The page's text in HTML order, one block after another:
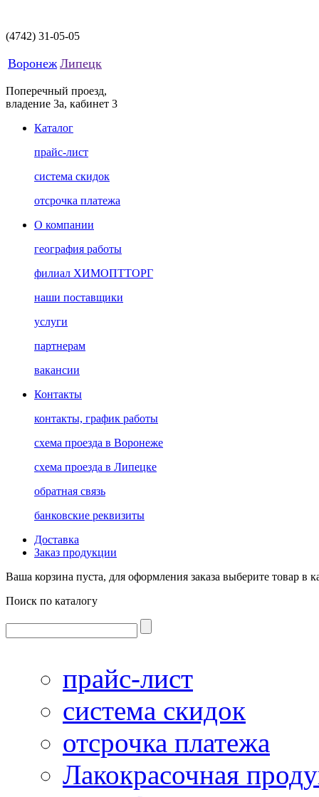
(4742) 31-05-05
Воронеж Липецк
Поперечный проезд,
владение 3а, кабинет 3
Каталог
прайс-лист
система скидок
отсрочка платежа
О компании
география работы
филиал ХИМОПТТОРГ
наши поставщики
услуги
партнерам
вакансии
Контакты
контакты, график работы
схема проезда в Воронеже
схема проезда в Липецке
обратная связь
банковские реквизиты
Доставка
Заказ продукции
Ваша корзина пуста, для оформления заказа выберите товар в
Поиск по каталогу
прайс-лист
система скидок
отсрочка платежа
Лакокрасочная